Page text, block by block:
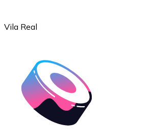
Ethereum
ETH
Vila Real